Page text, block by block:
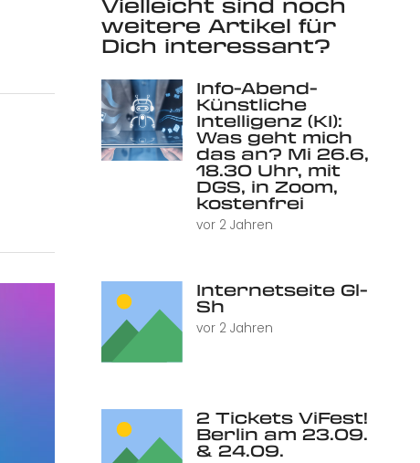
Vielleicht sind noch
weitere Artikel für
Dich interessant?
Info-Abend-
Künstliche
Intelligenz (KI):
Was geht mich
das an? Mi 26.6,
18.30 Uhr, mit
DGS, in Zoom,
kostenfrei
vor 2 Jahren
Internetseite Gl-
Sh
vor 2 Jahren
2 Tickets ViFest!
Berlin am 23.09.
& 24.09.